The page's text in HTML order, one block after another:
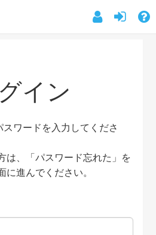
イン
ワードを入力してくださ
は、「パスワード忘れた」を
に進んでください。